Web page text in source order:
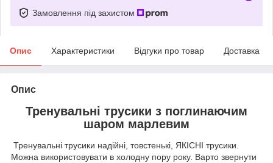
Замовлення під захистом
Опис Характеристики Відгуки про товар Доставка
Опис
Тренувальні трусики з поглинаючим
шаром марлевим
Тренувальні трусики надійні, товстенькі, ЯКІСНІ трусики.
Можна використовувати в холодну пору року. Варто звернути